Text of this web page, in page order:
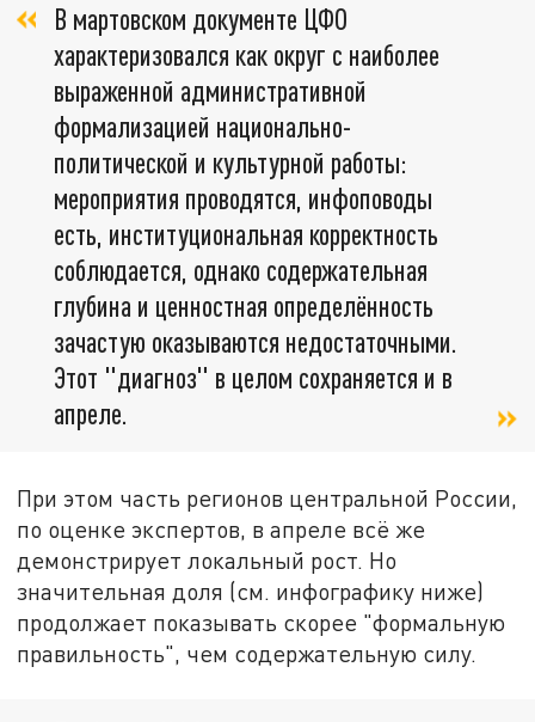
В мартовском документе ЦФО
характеризовался как округ с наиболее
выраженной административной
формализацией национально-
политической и культурной работы:
мероприятия проводятся, инфоповоды
есть, институциональная корректность
соблюдается, однако содержательная
глубина и ценностная определённость
зачастую оказываются недостаточными.
Этот "диагноз" в целом сохраняется и в
апреле.
При этом часть регионов центральной России,
по оценке экспертов, в апреле всё же
демонстрирует локальный рост. Но
значительная доля (см. инфографику ниже)
продолжает показывать скорее "формальную
правильность", чем содержательную силу.